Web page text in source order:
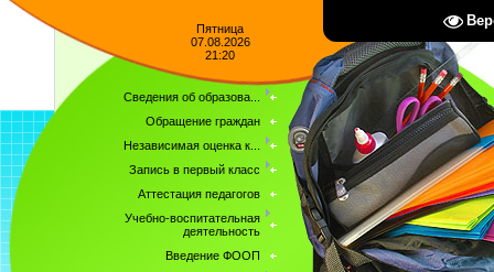
Пятница
07.08.2026
21:20
Сведения об образова...
Обращение граждан
Независимая оценка к...
Запись в первый класс
Аттестация педагогов
Учебно-воспитательная
деятельность
Введение ФООП